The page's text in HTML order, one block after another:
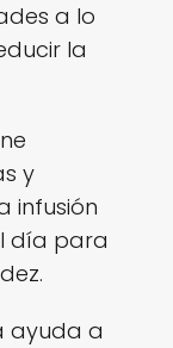
a lo
la
y
infusión
día para
ayuda a